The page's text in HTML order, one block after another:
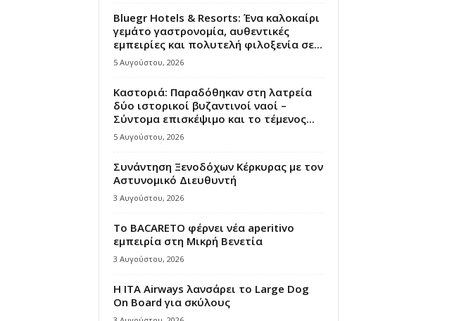
Bluegr Hotels & Resorts: Ένα καλοκαίρι
γεμάτο γαστρονομία, αυθεντικές
εμπειρίες και πολυτελή φιλοξενία σε...
5 Αυγούστου, 2026
Καστοριά: Παραδόθηκαν στη λατρεία
δύο ιστορικοί βυζαντινοί ναοί –
Σύντομα επισκέψιμο και το τέμενος...
5 Αυγούστου, 2026
Συνάντηση Ξενοδόχων Κέρκυρας με τον
Αστυνομικό Διευθυντή
3 Αυγούστου, 2026
Το BACARETO φέρνει νέα aperitivo
εμπειρία στη Μικρή Βενετία
3 Αυγούστου, 2026
Η ITA Airways λανσάρει το Large Dog
On Board για σκύλους